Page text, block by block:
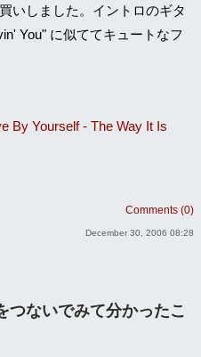
いしました。イントロのギタ
You" に似ててキュートなフ
Comments (0)
December 30, 2006 08:28
ないでみて分かったこ